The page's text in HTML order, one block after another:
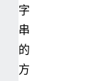
字
串
的
方